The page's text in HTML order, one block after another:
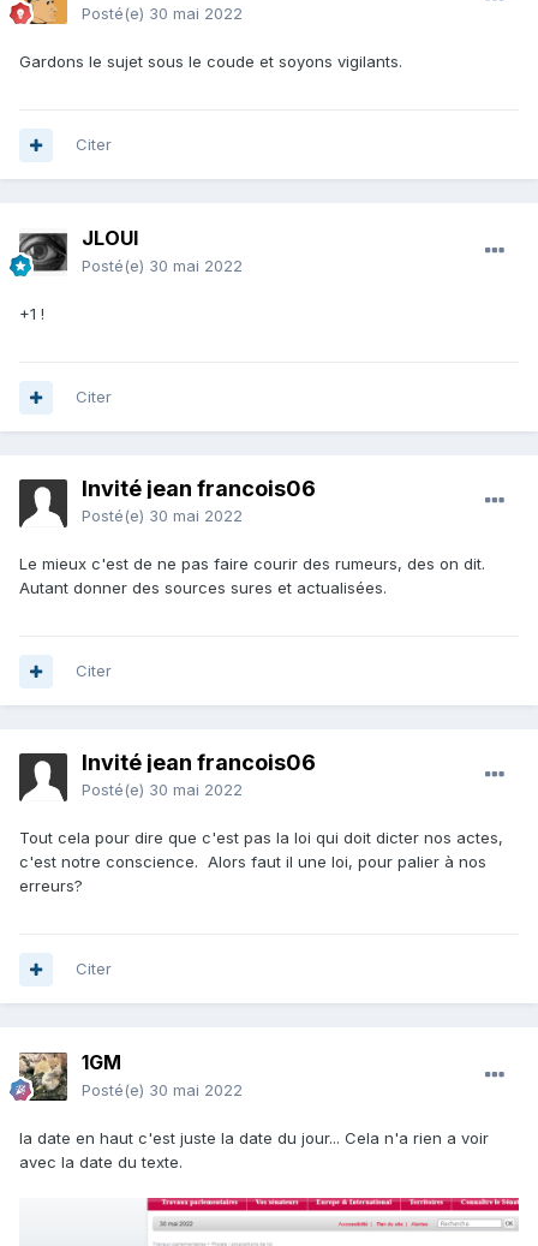
Posté(e) 30 mai 2022
Gardons le sujet sous le coude et soyons vigilants.
Citer
JLOUI
Posté(e) 30 mai 2022
+1 !
Citer
Invité jean francois06
Posté(e) 30 mai 2022
Le mieux c'est de ne pas faire courir des rumeurs, des on dit.
Autant donner des sources sures et actualisées.
Citer
Invité jean francois06
Posté(e) 30 mai 2022
Tout cela pour dire que c'est pas la loi qui doit dicter nos actes,
c'est notre conscience. Alors faut il une loi, pour palier à nos
erreurs?
Citer
1GM
Posté(e) 30 mai 2022
la date en haut c'est juste la date du jour... Cela n'a rien a voir
avec la date du texte.